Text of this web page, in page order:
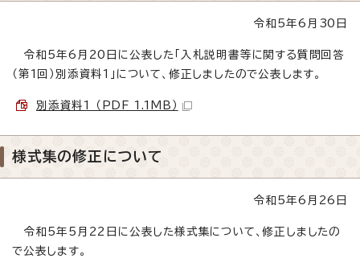
令和5年6月30日
令和5年6月20日に公表した「入札説明書等に関する質問回答
（第1回）別添資料1」について、修正しましたので公表します。
別添資料1 （PDF 1.1MB）
様式集の修正について
令和5年6月26日
令和5年5月22日に公表した様式集について、修正しましたの
で公表します。